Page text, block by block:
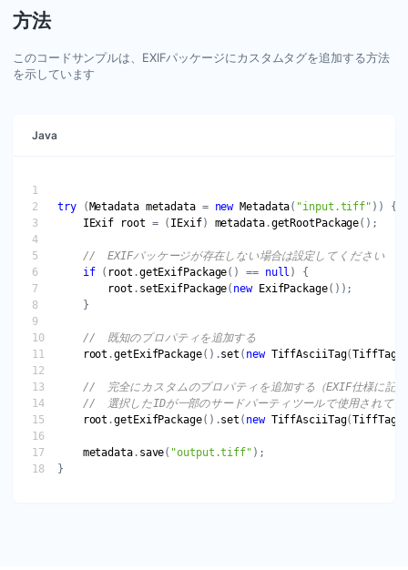
方法
このコードサンプルは、EXIFパッケージにカスタムタグを追加する方法
を示しています
Java
try ( Metadata metadata = new Metadata( "input.tiff"
IExif
root = ( IExif) metadata.getRootPackage
if ( root .getExifPackage() == null
root . setExifPackage( new ExifPackage
root .getExifPackage().set ( new TiffAsciiTag(
root .getExifPackage().set ( new TiffAsciiTag(
metadata. save( "output.tiff"